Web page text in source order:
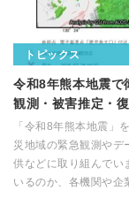
トピックス
令和8年熊本地震で
観測・被害推定・
「令和8年熊本地震」
災地域の緊急観測やデ
供などに取り組んでい
いるのか、各機関や企